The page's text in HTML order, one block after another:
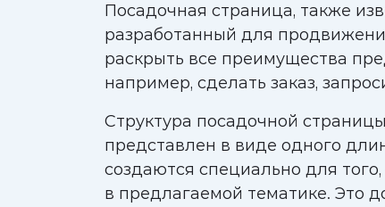
Посадочная страница, также
разработанный для
раскрыть все преимущества
например, сделать заказ,
Структура посадочной
представлен в виде одного
создаются специально для
в предлагаемой тематике. Это